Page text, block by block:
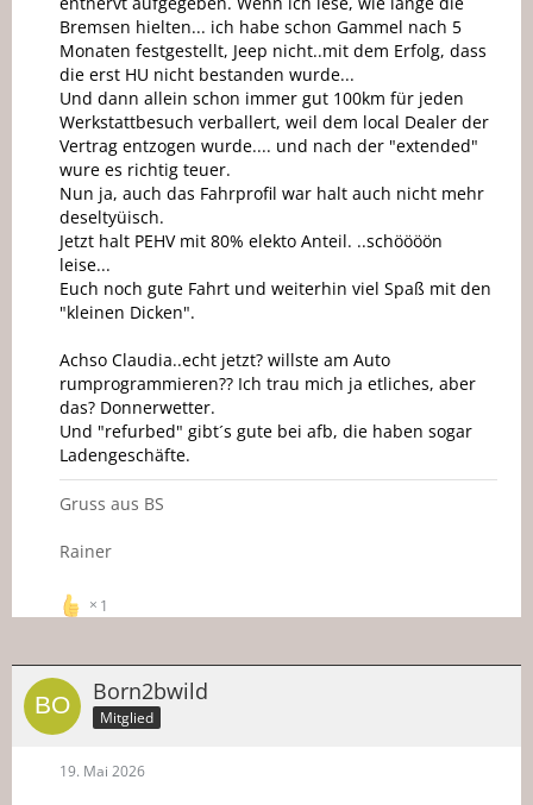
Bremsen hielten... ich habe schon Gammel nach 5
Monaten festgestellt, Jeep nicht..mit dem Erfolg, dass
die erst HU nicht bestanden wurde...
Und dann allein schon immer gut 100km für jeden
Werkstattbesuch verballert, weil dem local Dealer der
Vertrag entzogen wurde.... und nach der "extended"
wure es richtig teuer.
Nun ja, auch das Fahrprofil war halt auch nicht mehr
deseltyüisch.
Jetzt halt PEHV mit 80% elekto Anteil. ..schöööön
leise...
Euch noch gute Fahrt und weiterhin viel Spaß mit den
"kleinen Dicken".
Achso Claudia..echt jetzt? willste am Auto
rumprogrammieren?? Ich trau mich ja etliches, aber
das? Donnerwetter.
Und "refurbed" gibt´s gute bei afb, die haben sogar
Ladengeschäfte.
Gruss aus BS
Rainer
1
Born2bwild
Mitglied
19. Mai 2026